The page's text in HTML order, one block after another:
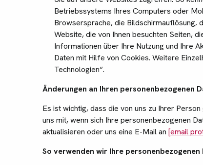
Betriebssystems Ihres Computers oder
Browsersprache, die Bildschirmauflösung,
Website, die von Ihnen besuchten Seiten,
Informationen über Ihre Nutzung und Ihre
Daten mit Hilfe von Cookies. Weitere
Technologien“.
Änderungen an Ihren personenbezogenen
Es ist wichtig, dass die von uns zu Ihrer
uns mit, wenn sich Ihre personenbezogenen
aktualisieren oder uns eine E-Mail an [email
So verwenden wir Ihre personenbezogenen